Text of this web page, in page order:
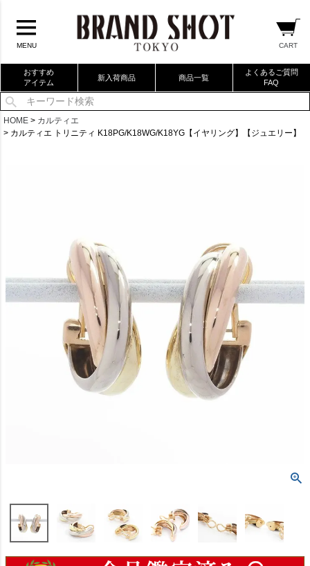
MENU CART
おすすめ
アイテム
新入荷商品 商品一覧
よくあるご質問
FAQ
当店厳選ブランドバック
HOME
カルティエ
カルティエ トリニティ K18PG/K18WG/K18YG【イヤリング】【ジュエリー】